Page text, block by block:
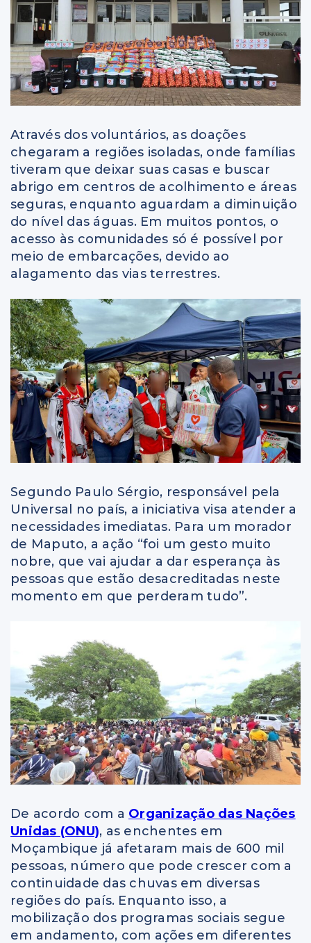
Através dos voluntários, as doações
chegaram a regiões isoladas, onde famílias
tiveram que deixar suas casas e buscar
abrigo em centros de acolhimento e áreas
seguras, enquanto aguardam a diminuição
do nível das águas. Em muitos pontos, o
acesso às comunidades só é possível por
meio de embarcações, devido ao
alagamento das vias terrestres.
Segundo Paulo Sérgio, responsável pela
Universal no país, a iniciativa visa atender a
necessidades imediatas. Para um morador
de Maputo, a ação “foi um gesto muito
nobre, que vai ajudar a dar esperança às
pessoas que estão desacreditadas neste
momento em que perderam tudo”.
De acordo com a Organização das Nações
Unidas (ONU), as enchentes em
Moçambique já afetaram mais de 600 mil
pessoas, número que pode crescer com a
continuidade das chuvas em diversas
regiões do país. Enquanto isso, a
mobilização dos programas sociais segue
em andamento, com ações em diferentes